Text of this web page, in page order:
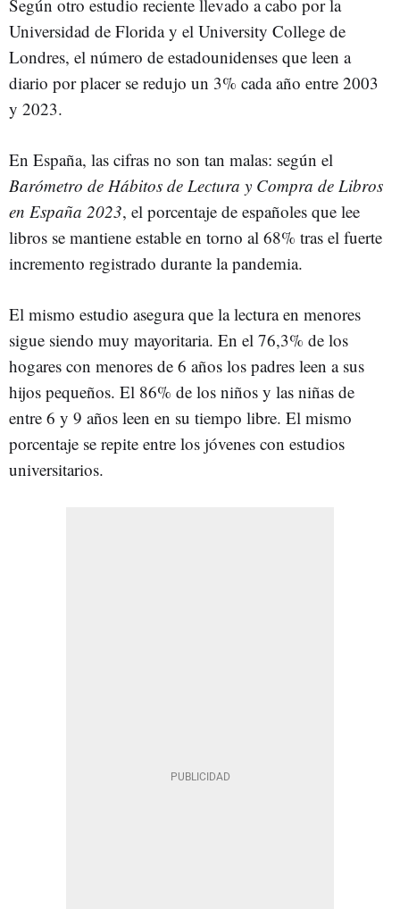
Según otro estudio reciente llevado a cabo por la
Universidad de Florida y el University College de
Londres, el número de estadounidenses que leen a
diario por placer se redujo un 3% cada año entre 2003
y 2023.
En España, las cifras no son tan malas: según el
Barómetro de Hábitos de Lectura y Compra de Libros
en España 2023, el porcentaje de españoles que lee
libros se mantiene estable en torno al 68% tras el fuerte
incremento registrado durante la pandemia.
El mismo estudio asegura que la lectura en menores
sigue siendo muy mayoritaria. En el 76,3% de los
hogares con menores de 6 años los padres leen a sus
hijos pequeños. El 86% de los niños y las niñas de
entre 6 y 9 años leen en su tiempo libre. El mismo
porcentaje se repite entre los jóvenes con estudios
universitarios.